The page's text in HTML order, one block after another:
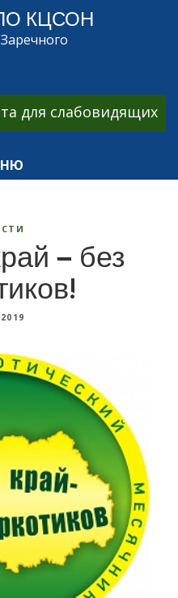
КЦСОН
для слабовидящих
— без